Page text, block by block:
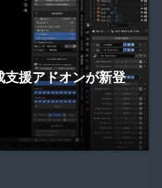
援アドオンが新登
ツールセットアドオ
MKV・MOVな...
Engi...
来るUnreal Engine